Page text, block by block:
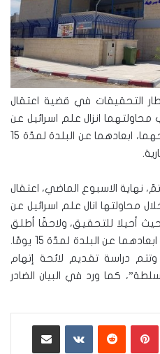
التحقيقات في قضية اعتقال
انزال علم اسرائيل عن
مركز الشرطة، تمّ مع إطلاق سراحهما، ابعادهما عن البلدة لمدّة 15
نهاية الاسبوع الماضي، اعتقال
خلال محاولتها انال علم اسرائيل عن
أحيلا للتحقيق، ولاحقًا أطلق
سراحهما بشروط مقيّدة تضمّنت ابعادهما عن البلدة لمدّة 15 يومًا.
دراسة تقديم لائحة إتهام
كما ورد في البيان الضادر
بينتيريست ‏VKontakte